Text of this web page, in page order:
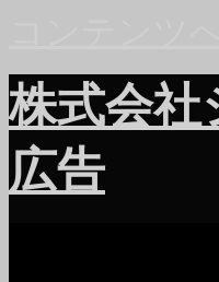
株式会社
広告